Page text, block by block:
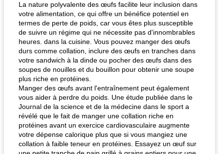
La nature polyvalente des œufs facilite leur inclusion dans
votre alimentation, ce qui offre un bénéfice potentiel en
termes de perte de poids, car vous êtes plus susceptible
de suivre un régime qui ne nécessite pas d'innombrables
heures. dans la cuisine. Vous pouvez manger des œufs
durs comme collation, inclure des œufs en tranches dans
votre sandwich à la dinde ou pocher des œufs dans des
soupes de nouilles et du bouillon pour obtenir une soupe
plus riche en protéines.
Manger des œufs avant l'entraînement peut également
vous aider à perdre du poids. Une étude publiée dans le
Journal de la science et de la médecine dans le sport a
révélé que le fait de manger une collation riche en
protéines avant un exercice cardiovasculaire augmente
votre dépense calorique plus que si vous mangiez une
collation à faible teneur en protéines. Essayez un œuf sur